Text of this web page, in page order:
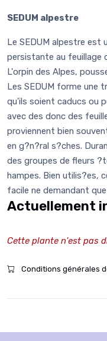
SEDUM alpestre
Le SEDUM alpestre
persistante au feuillage
L'orpin des Alpes,
Les SEDUM forme une
qu'ils soient caducs ou
avec des donc des
proviennent bien
en g?n?ral s?ches.
des groupes de fleurs
hampes. Bien utilis?es,
facile ne demandant
Actuellement
Cette plante n'est pas
Conditions générales